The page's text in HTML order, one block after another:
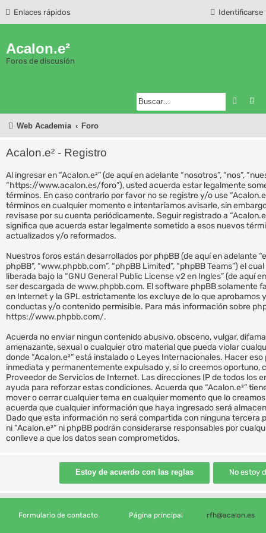
Enlaces rápidos Identificarse
Acalon.e²
Foros de discusión
Buscar
Web Academia Foro
Acalon.e² - Registro
Al ingresar en “Acalon.e²” (de aquí en adelante “nosotros”, “nos”,
“https://www.acalon.es/foro”), usted acuerda estar legalmente
términos. En caso contrario por favor no se registre y/o use
términos en cualquier momento e intentaríamos avisarle, sin
revisase por su cuenta periódicamente. Seguir registrado a
significa que acuerda estar legalmente sometido a esos nuevos
actualizados y/o reformados.
Nuestros foros están desarrollados por phpBB (de aquí en adelante
phpBB”, “www.phpbb.com”, “phpBB Limited”, “phpBB Teams”) el
liberada bajo la “GNU General Public License v2 en Ingles” (de aquí
ser descargada dewww.phpbb.com. El software phpBB solamente
en Internet y la GPL estrictamente los excluye de lo que aprobamos
conductas y/o contenido permisible. Para más información sobre
https://www.phpbb.com/.
Acuerda no enviar ningun contenido abusivo, obsceno, vulgar,
amenazante, sexual o cualquier otro material que pueda violar
donde “Acalon.e²” está instalado o Leyes Internacionales. Hacer
inmediata y permanentemente expulsado y, si lo creemos oportuno,
Proveedor de Servicios de Internet. Las direcciones IP de todos los
ayuda para reforzar estas condiciones. Acuerda que “Acalon.e²”
mover o cerrar cualquier tema en cualquier momento que lo
acuerda que cualquier información que haya ingresado será
Dado que esta información no será compartida con ninguna tercera
ni “Acalon.e²” ni phpBB podrán considerarse responsables por
conlleve a que los datos sean comprometidos.
Formulario de contacto Página principal rfh@acalon.es